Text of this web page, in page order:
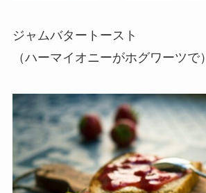
ジャムバタートースト
（ハーマイオニーがホグワーツで）